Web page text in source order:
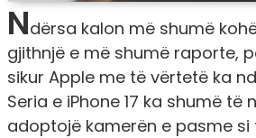
Ndërsa kalon më shumë
gjithnjë e më shumë raporte,
sikur Apple me të vërtetë ka
Seria e iPhone 17 ka shumë të
adoptojë kamerën e pasme si